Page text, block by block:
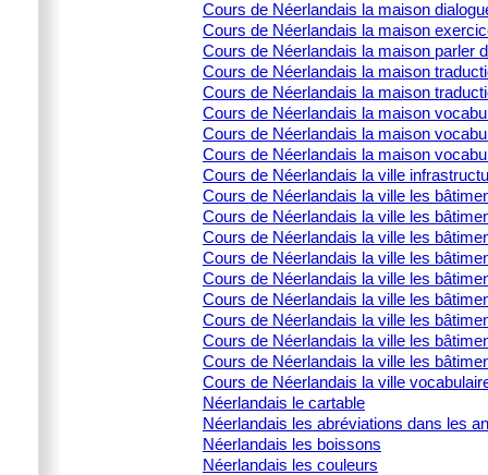
Cours de Néerlandais la maison
Cours de Néerlandais la maison
Cours de Néerlandais la maison parler
Cours de Néerlandais la maison
Cours de Néerlandais la maison
Cours de Néerlandais la maison
Cours de Néerlandais la maison
Cours de Néerlandais la maison
Cours de Néerlandais la ville
Cours de Néerlandais la ville les
Cours de Néerlandais la ville les
Cours de Néerlandais la ville les
Cours de Néerlandais la ville les
Cours de Néerlandais la ville les
Cours de Néerlandais la ville les
Cours de Néerlandais la ville les
Cours de Néerlandais la ville les
Cours de Néerlandais la ville les
Cours de Néerlandais la ville
Néerlandais le cartable
Néerlandais les abréviations dans les
Néerlandais les boissons
Néerlandais les couleurs